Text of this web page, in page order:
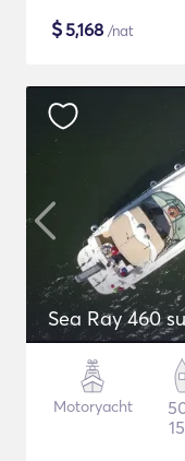
$5,168 /nat
Sea Ray 460
Motoryacht